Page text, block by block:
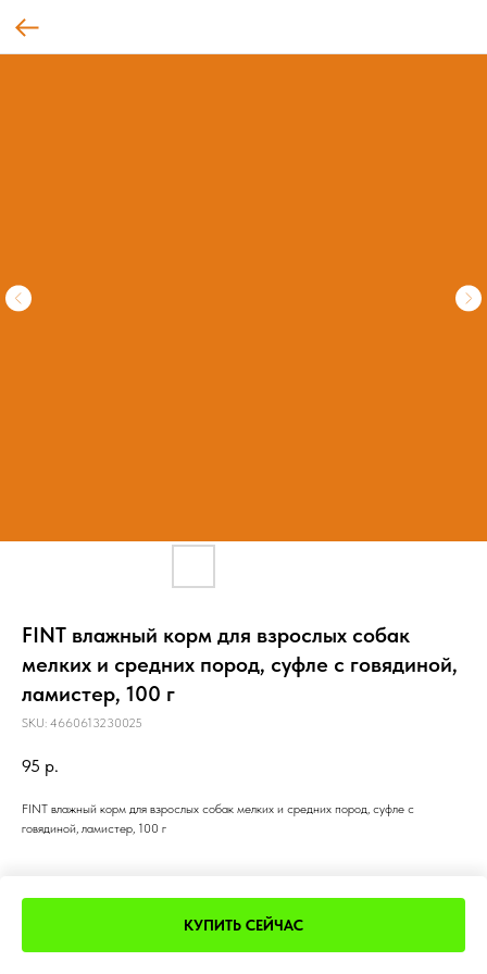
FINT влажный корм для взрослых собак
мелких и средних пород, суфле с говядиной,
ламистер, 100 г
SKU: 4660613230025
95 р.
КУПИТЬ СЕЙЧАС
FINT влажный корм для взрослых собак мелких и средних пород, суфле с
говядиной, ламистер, 100 г